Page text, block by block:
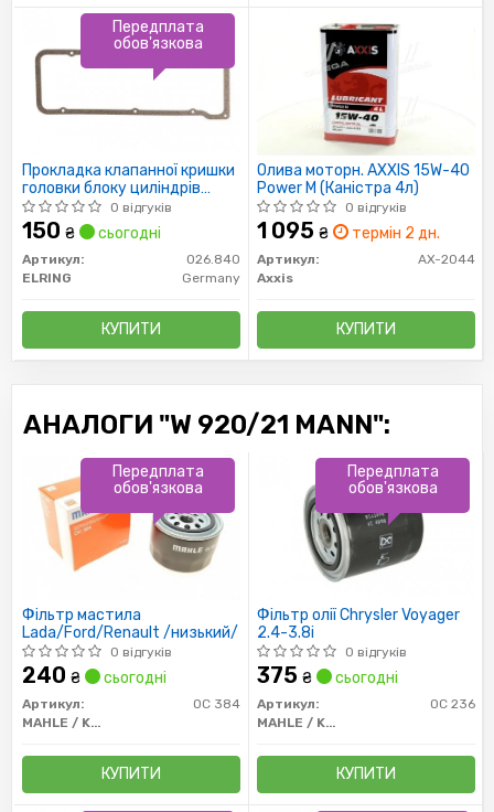
Прокладка клапанної кришки
головки блоку циліндрів
двигуна (
0 відгуків
150 ₴ сьогодні
Артикул:
026.840
ELRING
Germany
КУПИТИ
Передплата
обов'язкова
Олива моторн. AXXIS 15W-40
Power M (Каністра 4л)
0 відгуків
1 095 ₴ термін 2 дн.
Артикул:
AX-2044
Axxis
КУПИТИ
АНАЛОГИ "W 920/21 MANN":
Фільтр мастила
Lada/Ford/Renault /низький/
0 відгуків
240 ₴ сьогодні
Артикул:
OC 384
MAHLE / KNECHT
КУПИТИ
Передплата
обов'язкова
Фільтр олії Chrysler Voyager
2.4-3.8i
0 відгуків
375 ₴ сьогодні
Артикул:
OC 236
MAHLE / KNECHT
КУПИТИ
Передплата
обов'язкова